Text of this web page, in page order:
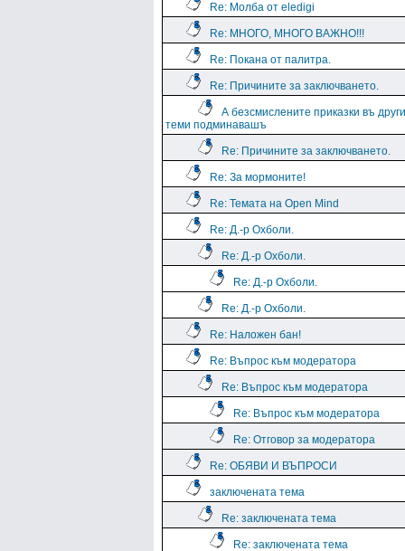
Re: Молба от eledigi
Re: МНОГО, МНОГО ВАЖНО!!!
Re: Покана от палитра.
Re: Причините за заключването.
А безсмислените приказки въ други
теми подминавашъ
Re: Причините за заключването.
Re: За мормоните!
Re: Темата на Open Mind
Re: Д.-р Охболи.
Re: Д.-р Охболи.
Re: Д.-р Охболи.
Re: Д.-р Охболи.
Re: Наложен бан!
Re: Въпрос към модератора
Re: Въпрос към модератора
Re: Въпрос към модератора
Re: Отговор за модератора
Re: ОБЯВИ И ВЪПРОСИ
заключената тема
Re: заключената тема
Re: заключената тема